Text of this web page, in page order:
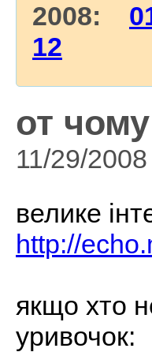
2008:
12
от
11/29/2008
велике
http://
якщо хто
уривочок: